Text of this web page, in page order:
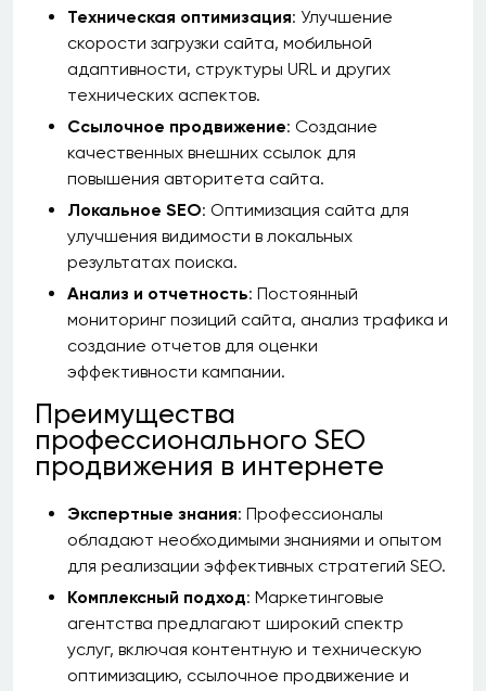
Техническая оптимизация: Улучшение
скорости загрузки сайта, мобильной
адаптивности, структуры URL и других
технических аспектов.
Ссылочное продвижение: Создание
качественных внешних ссылок для
повышения авторитета сайта.
Локальное SEO: Оптимизация сайта для
улучшения видимости в локальных
результатах поиска.
Анализ и отчетность: Постоянный
мониторинг позиций сайта, анализ трафика и
создание отчетов для оценки
эффективности кампании.
Преимущества
профессионального SEO
продвижения в интернете
Экспертные знания: Профессионалы
обладают необходимыми знаниями и опытом
для реализации эффективных стратегий SEO.
Комплексный подход: Маркетинговые
агентства предлагают широкий спектр
услуг, включая контентную и техническую
оптимизацию, ссылочное продвижение и